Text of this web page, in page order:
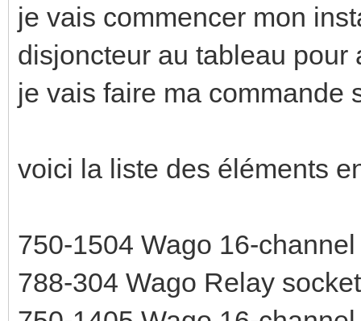
je vais commencer mon
disjoncteur au tableau
je vais faire ma commande
voici la liste des éléments
750-1504 Wago 16-
788-304 Wago Relay